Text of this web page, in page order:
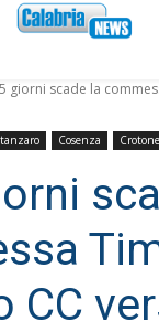
giorni scade la
Cosenza Crotone
CC